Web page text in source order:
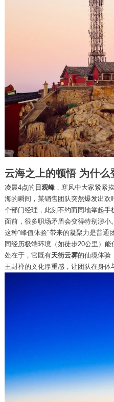
云海之上的顿悟 为什
凌晨4点的 日观峰，寒风中大家紧紧
海的瞬间，某销售团队突然爆发出
个部门经理，此刻不约而同地举起
面前，很多职场矛盾会变得特别渺小
这种"峰值体验"带来的凝聚力是普通
同经历极端环境（如徒步20公里）
处在于，它既有天街云雾的仙境体验
王封禅的文化厚重感，让团队在身体